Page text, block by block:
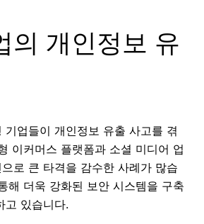
의 개인정보 유
기업들이 개인정보 유출 사고를 겪
이커머스 플랫폼과 소셜 미디어 업
로 큰 타격을 감수한 사례가 많습
해 더욱 강화된 보안 시스템을 구축
고 있습니다.